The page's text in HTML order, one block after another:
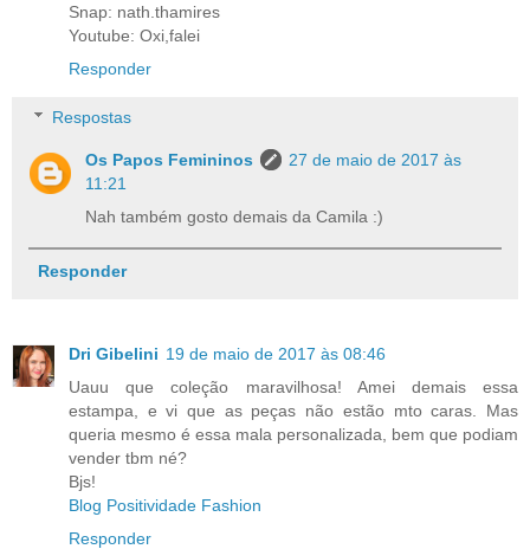
Snap: nath.thamires
Youtube: Oxi,falei
Responder
Respostas
Os Papos Femininos
27 de maio de 2017 às
11:21
Nah também gosto demais da Camila :)
Responder
Dri Gibelini 19 de maio de 2017 às 08:46
Uauu que coleção maravilhosa! Amei demais essa
estampa, e vi que as peças não estão mto caras. Mas
queria mesmo é essa mala personalizada, bem que podiam
vender tbm né?
Bjs!
Blog Positividade Fashion
Responder